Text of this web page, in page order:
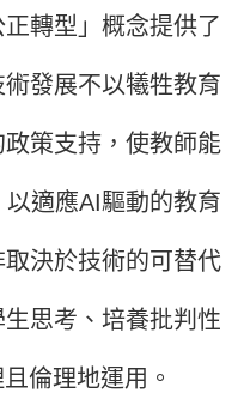
轉型」概念提供了
發展不以犧牲教育
策支持，使教師能
適應AI驅動的教育
決於技術的可替代
思考、培養批判性
倫理地運用。